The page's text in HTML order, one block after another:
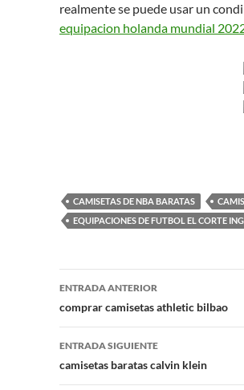
realmente se puede usar un
equipacion holanda mundial
CAMISETAS DE NBA BARATAS
EQUIPACIONES DE FUTBOL EL CORTE
Navegación
de
entradas
ENTRADA ANTERIOR
comprar camisetas athletic bilbao
ENTRADA SIGUIENTE
camisetas baratas calvin klein